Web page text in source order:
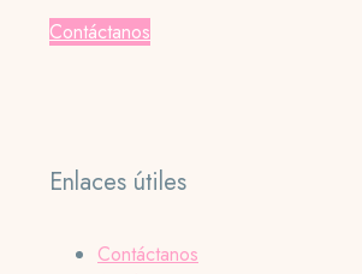
Contáctanos
Enlaces útiles
Contáctanos